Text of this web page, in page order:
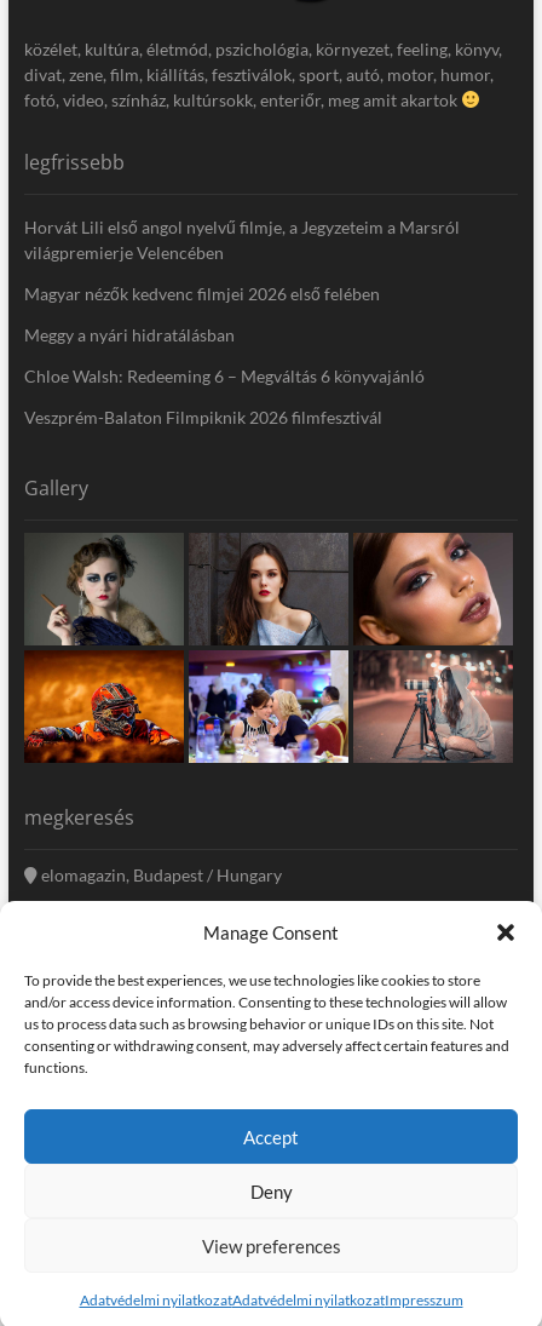
Manage Consent
To provide the best experiences, we use technologies like cookies to store
and/or access device information. Consenting to these technologies will allow
us to process data such as browsing behavior or unique IDs on this site. Not
consenting or withdrawing consent, may adversely affect certain features and
functions.
Accept
Deny
View preferences
Adatvédelmi nyilatkozatAdatvédelmi nyilatkozatImpresszum
közélet, kultúra, életmód, pszichológia, környezet, feeling, könyv,
divat, zene, film, kiállítás, fesztiválok, sport, autó, motor, humor,
fotó, video, színház, kultúrsokk, enteriőr, meg amit akartok
legfrissebb
Horvát Lili első angol nyelvű filmje, a Jegyzeteim a Marsról
világpremierje Velencében
Magyar nézők kedvenc filmjei 2026 első felében
Meggy a nyári hidratálásban
Chloe Walsh: Redeeming 6 – Megváltás 6 könyvajánló
Veszprém-Balaton Filmpiknik 2026 filmfesztivál
Gallery
megkeresés
elomagazin, Budapest / Hungary
szerkesztoseg@elomagazin.com
elomagazin
home adatvédelem impresszum kapcsolat
| © copyright, all right reserved